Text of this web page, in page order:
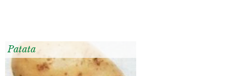
Patata